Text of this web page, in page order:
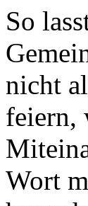
So
nicht
feiern,
Wort